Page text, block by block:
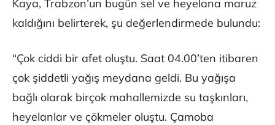
Kaya, Trabzon’un bugün sel ve heyelana maruz
kaldığını belirterek, şu değerlendirmede bulundu:
“Çok ciddi bir afet oluştu. Saat 04.00’ten itibaren
çok şiddetli yağış meydana geldi. Bu yağışa
bağlı olarak birçok mahallemizde su taşkınları,
heyelanlar ve çökmeler oluştu. Çamoba